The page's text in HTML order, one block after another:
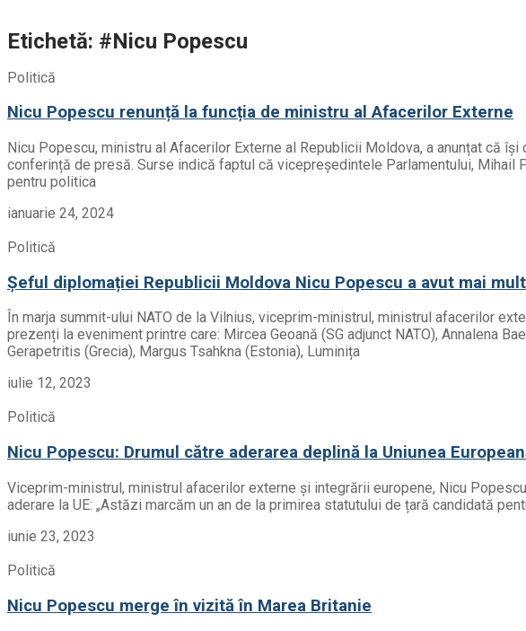
Etichetă: #Nicu Popescu
Politică
Nicu Popescu renunță la funcția de ministru al Afacerilor Externe
Nicu Popescu, ministru al Afacerilor Externe al Republicii Moldova, a anunțat că
conferință de presă. Surse indică faptul că vicepreședintele Parlamentului,
pentru politica
ianuarie 24, 2024
Politică
Șeful diplomației Republicii Moldova Nicu Popescu a avut mai
În marja summit-ului NATO de la Vilnius, viceprim-ministrul, ministrul afacerilor
prezenți la eveniment printre care: Mircea Geoană (SG adjunct NATO), Annalena
Gerapetritis (Grecia), Margus Tsahkna (Estonia), Luminița
iulie 12, 2023
Politică
Nicu Popescu: Drumul către aderarea deplină la Uniunea
Viceprim-ministrul, ministrul afacerilor externe și integrării europene, Nicu
aderare la UE: „Astăzi marcăm un an de la primirea statutului de țară candidată
iunie 23, 2023
Politică
Nicu Popescu merge în vizită în Marea Britanie